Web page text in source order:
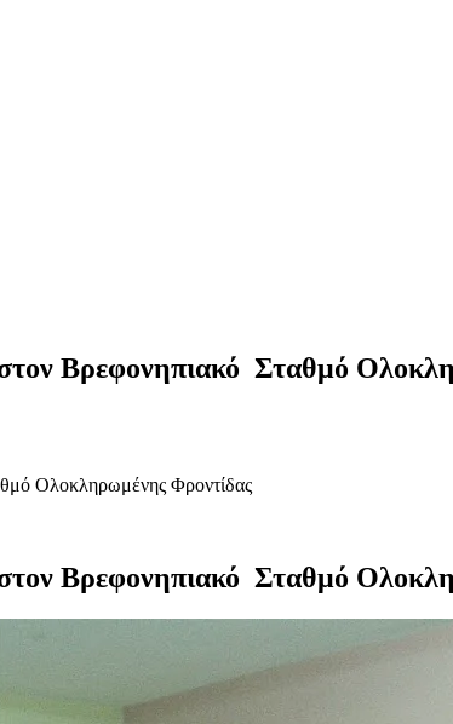
Βρεφονηπιακό Σταθμό
Ολοκληρωμένης Φροντίδας
Βρεφονηπιακό Σταθμό